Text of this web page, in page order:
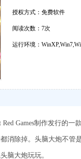
授权方式：免费软件
阅读次数： 7次
运行环境：
Red Games制作发行的
消除掉。头脑大炮不管
脑大炮玩玩。